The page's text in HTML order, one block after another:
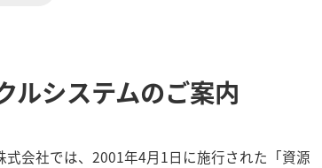
ルシステムのご案内
式会社では、2001年4月1日に施行された「資源